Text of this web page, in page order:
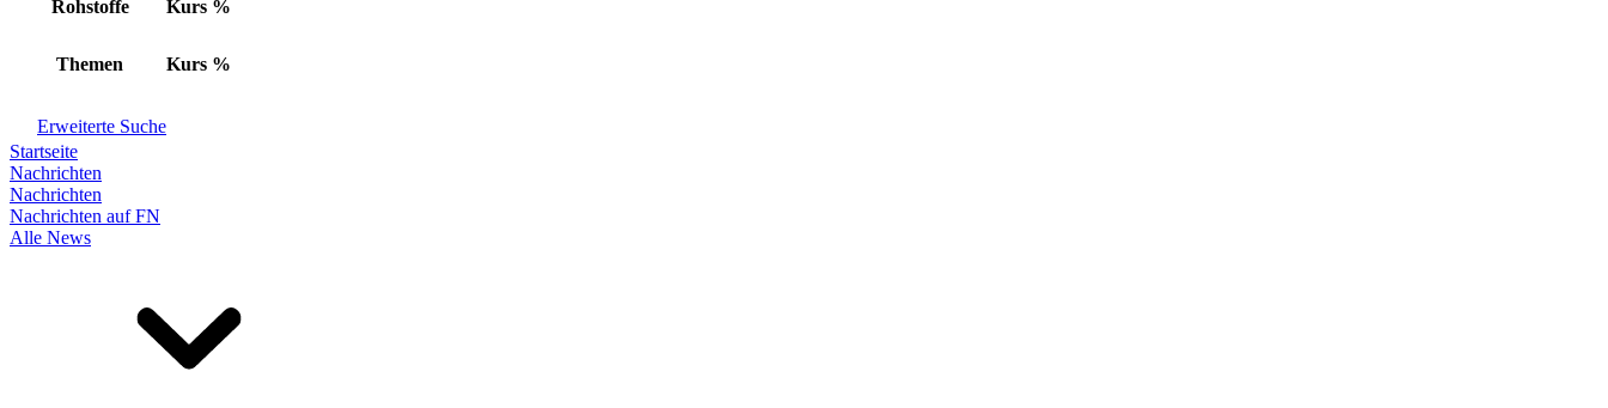
Rohstoffe Kurs %
Themen Kurs %
Erweiterte Suche
Startseite
Nachrichten
Nachrichten
Nachrichten auf FN
Alle News